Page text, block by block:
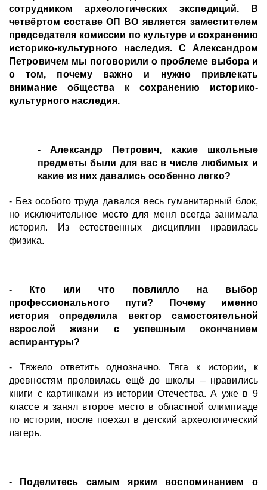
сотрудником археологических экспедиций. В
четвёртом составе ОП ВО является заместителем
председателя комиссии по культуре и сохранению
историко-культурного наследия. С Александром
Петровичем мы поговорили о проблеме выбора и
о том, почему важно и нужно привлекать
внимание общества к сохранению историко-
культурного наследия.
- Александр Петрович, какие школьные
предметы были для вас в числе любимых и
какие из них давались особенно легко?
- Без особого труда давался весь гуманитарный блок,
но исключительное место для меня всегда занимала
история. Из естественных дисциплин нравилась
физика.
- Кто или что повлияло на выбор
профессионального пути? Почему именно
история определила вектор самостоятельной
взрослой жизни с успешным окончанием
аспирантуры?
- Тяжело ответить однозначно. Тяга к истории, к
древностям проявилась ещё до школы – нравились
книги с картинками из истории Отечества. А уже в 9
классе я занял второе место в областной олимпиаде
по истории, после поехал в детский археологический
лагерь.
- Поделитесь самым ярким воспоминанием о